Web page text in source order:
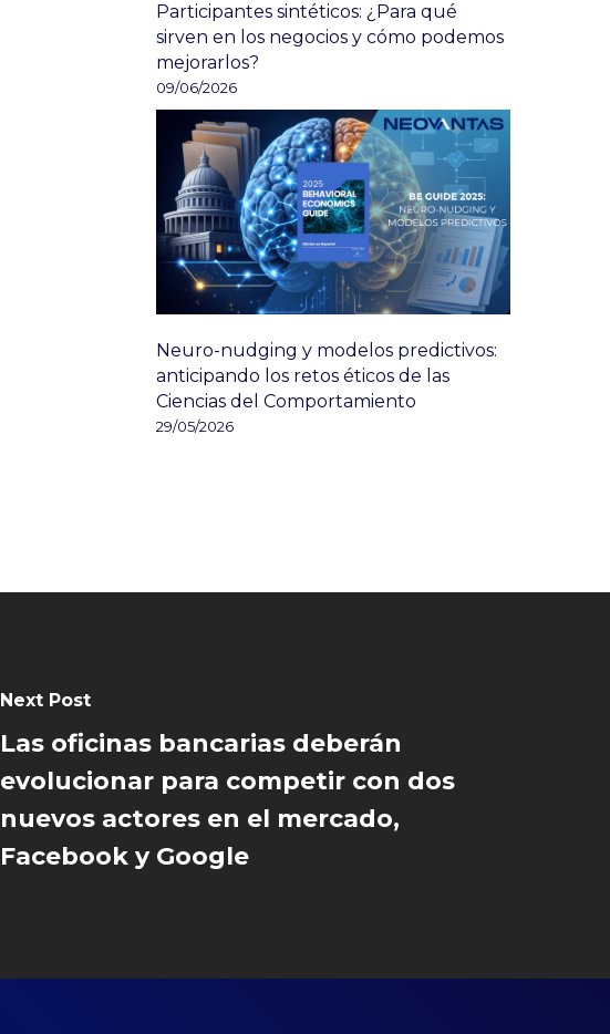
Participantes sintéticos: ¿Para qué
sirven en los negocios y cómo podemos
mejorarlos?
09/06/2026
Neuro-nudging y modelos predictivos:
anticipando los retos éticos de las
Ciencias del Comportamiento
29/05/2026
Next Post
Las oficinas bancarias deberán
evolucionar para competir con dos
nuevos actores en el mercado,
Facebook y Google